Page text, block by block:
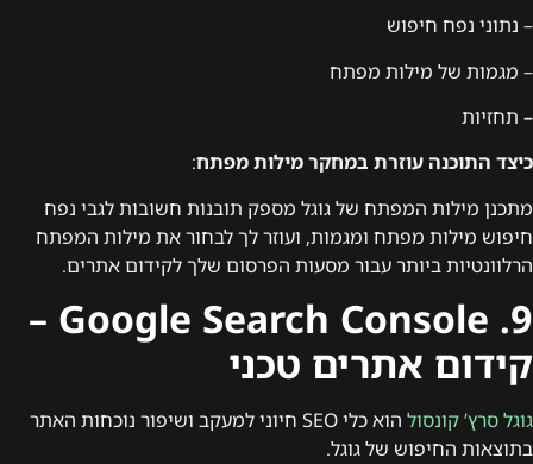
– נתוני נפח חיפוש
– מגמות של מילות מפתח
– תחזיות
כיצד התוכנה עוזרת במחקר מילות מפתח:
מתכנן מילות המפתח של גוגל מספק תובנות חשובות לגבי נפח
חיפוש מילות מפתח ומגמות, ועוזר לך לבחור את מילות המפתח
הרלוונטיות ביותר עבור מסעות הפרסום שלך לקידום אתרים.
9. Google Search Console –
קידום אתרים טכני
גוגל סרץ’ קונסול
הוא כלי SEO חיוני למעקב ושיפור נוכחות האתר
בתוצאות החיפוש של גוגל.